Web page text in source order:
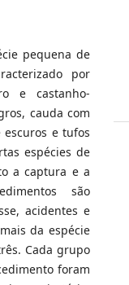
pequena de
por
e castanho-
cauda com
e tufos
espécies de
a captura e a
são
acidentes e
da espécie
Cada grupo
foram